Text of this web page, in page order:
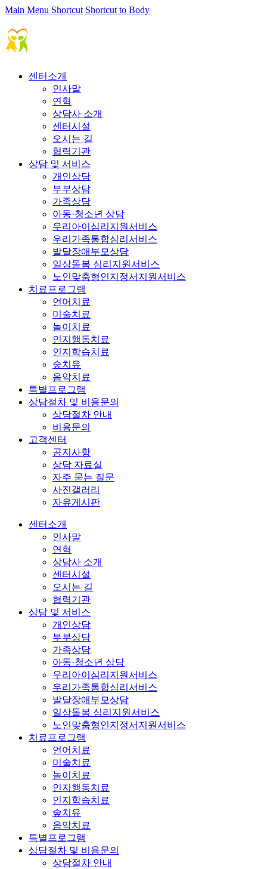
Main Menu Shortcut Shortcut to Body
센터소개
인사말
연혁
상담사 소개
센터시설
오시는 길
협력기관
상담 및 서비스
개인상담
부부상담
가족상담
아동·청소년 상담
우리아이심리지원서비스
우리가족통합심리서비스
발달장애부모상담
일상돌봄 심리지원서비스
노인맞춤형인지정서지원서비스
치료프로그램
언어치료
미술치료
놀이치료
인지행동치료
인지학습치료
숲치유
음악치료
특별프로그램
상담절차 및 비용문의
상담절차 안내
비용문의
고객센터
공지사항
상담 자료실
자주 묻는 질문
사진갤러리
자유게시판
센터소개
인사말
연혁
상담사 소개
센터시설
오시는 길
협력기관
상담 및 서비스
개인상담
부부상담
가족상담
아동·청소년 상담
우리아이심리지원서비스
우리가족통합심리서비스
발달장애부모상담
일상돌봄 심리지원서비스
노인맞춤형인지정서지원서비스
치료프로그램
언어치료
미술치료
놀이치료
인지행동치료
인지학습치료
숲치유
음악치료
특별프로그램
상담절차 및 비용문의
상담절차 안내